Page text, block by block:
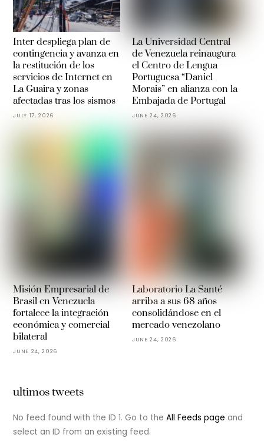
Inter despliega plan de
contingencia y avanza en
la restitución de los
servicios de Internet en
La Guaira y zonas
afectadas tras los sismos
JULY 17, 2026
La Universidad Central
de Venezuela reinaugura
el Centro de Lengua
Portuguesa “Daniel
Morais” en alianza con la
Embajada de Portugal
JUNE 24, 2026
Misión Empresarial de
Brasil en Venezuela
fortalece la integración
económica y comercial
bilateral
JUNE 24, 2026
Laboratorio La Santé
arriba a sus 68 años
consolidándose en el
mercado venezolano
JUNE 24, 2026
ultimos tweets
No feed found with the ID 1. Go to theAll Feeds page and
select an ID from an existing feed.